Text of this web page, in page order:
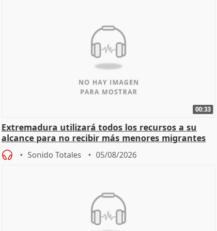
00:33
Extremadura utilizará todos los recursos a su
alcance para no recibir más menores migrantes
Sonido Totales 05/08/2026